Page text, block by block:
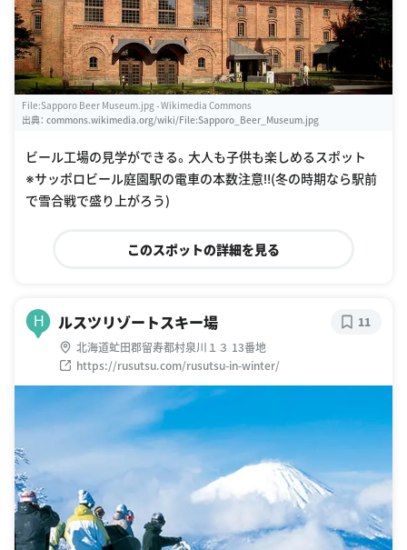
File:Sapporo Beer Museum.jpg - Wikimedia Commons
出典： commons.wikimedia.org/wiki/File:Sapporo_Beer_Museum.jpg
ビール工場の見学ができる。大人も子供も楽しめるスポット
※サッポロビール庭園駅の電車の本数注意‼︎(冬の時期なら駅前
で雪合戦で盛り上がろう)
このスポットの詳細を見る
H ルスツリゾートスキー場
北海道虻田郡留寿都村泉川１３ 13番地
https://rusutsu.com/rusutsu-in-winter/
11